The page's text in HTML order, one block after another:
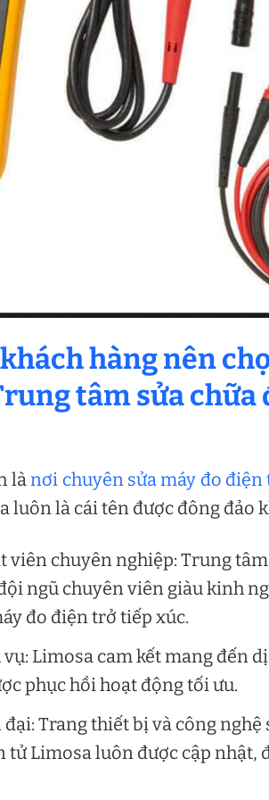
khách hàng nên
tâm sửa chữa
lànơi chuyên sửa máy đo điện
luôn là cái tên được đông đảo
viên chuyên nghiệp: Trung
ngũ chuyên viên giàu kinh
đo điện trở tiếp xúc.
Limosa cam kết mang đến
phục hồi hoạt động tối ưu.
đại: Trang thiết bị và công
tử Limosa luôn được cập nhật,